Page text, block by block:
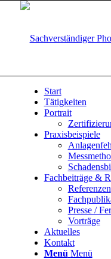
Start
Tätigkeiten
Portrait
Praxisbeispiele
Fachbeiträge &
Referenzen
Presse /
Vorträge
Aktuelles
Kontakt
Menü Menü